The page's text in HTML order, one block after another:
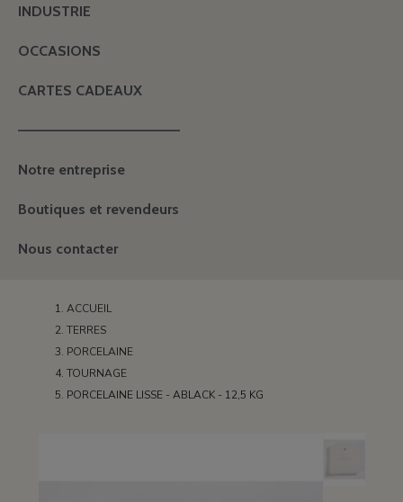
INDUSTRIE
OCCASIONS
CARTES CADEAUX
———————————————
Notre entreprise
Boutiques et revendeurs
Nous contacter
ACCUEIL
TERRES
PORCELAINE
TOURNAGE
PORCELAINE LISSE - ABLACK - 12,5 KG